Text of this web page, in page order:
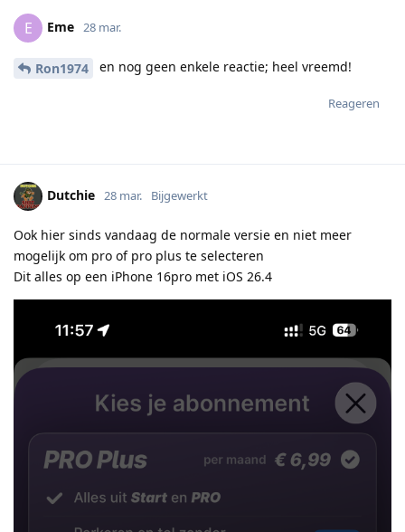
E Eme 28 mar.
Ron1974 en nog geen enkele reactie; heel vreemd!
Reageren
Dutchie 28 mar. Bijgewerkt
Ook hier sinds vandaag de normale versie en niet meer
mogelijk om pro of pro plus te selecteren
Dit alles op een iPhone 16pro met iOS 26.4